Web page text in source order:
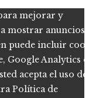
mejorar y
mostrar anuncios
puede incluir
Google Analytics o
acepta el uso de
Política de